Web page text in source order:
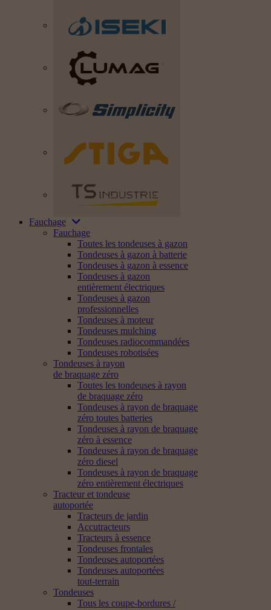
Fauchage
Fauchage
Toutes les tondeuses à gazon
Tondeuses à gazon à batterie
Tondeuses à gazon à essence
Tondeuses à gazon
entièrement électriques
Tondeuses à gazon
professionnelles
Tondeuses à moteur
Tondeuses mulching
Tondeuses radiocommandées
Tondeuses robotisées
Tondeuses à rayon
de braquage zéro
Toutes les tondeuses à rayon
de braquage zéro
Tondeuses à rayon de braquage
zéro toutes batteries
Tondeuses à rayon de braquage
zéro à essence
Tondeuses à rayon de braquage
zéro diesel
Tondeuses à rayon de braquage
zéro entièrement électriques
Tracteur et tondeuse
autoportée
Tracteurs de jardin
Accutracteurs
Tracteurs à essence
Tondeuses frontales
Tondeuses autoportées
Tondeuses autoportées
tout-terrain
Tondeuses
Tous les coupe-bordures /